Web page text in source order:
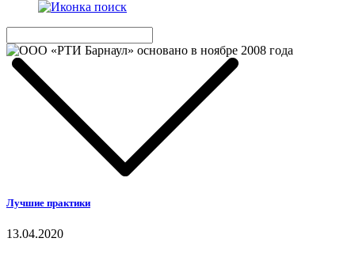
Лучшие практики
13.04.2020